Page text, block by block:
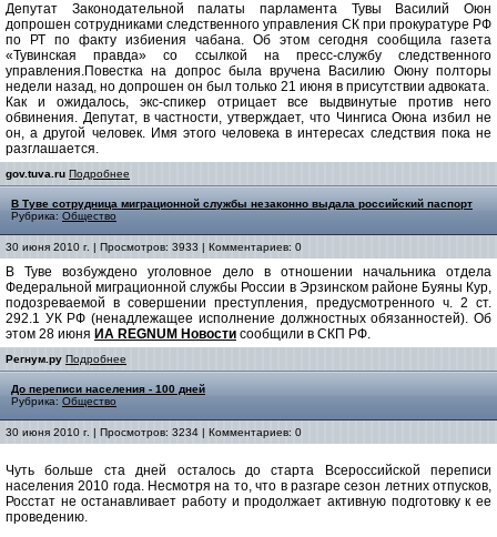
Депутат Законодательной палаты парламента Тувы Василий Оюн
допрошен сотрудниками следственного управления СК при прокуратуре РФ
по РТ по факту избиения чабана. Об этом сегодня сообщила газета
«Тувинская правда» со ссылкой на пресс-службу следственного
управления.Повестка на допрос была вручена Василию Оюну полторы
недели назад, но допрошен он был только 21 июня в присутствии адвоката.
Как и ожидалось, экс-спикер отрицает все выдвинутые против него
обвинения. Депутат, в частности, утверждает, что Чингиса Оюна избил не
он, а другой человек. Имя этого человека в интересах следствия пока не
разглашается.
gov.tuva.ru Подробнее
В Туве сотрудница миграционной службы незаконно выдала российский паспорт
Рубрика: Общество
30 июня 2010 г. | Просмотров: 3933 | Комментариев: 0
В Туве возбуждено уголовное дело в отношении начальника отдела
Федеральной миграционной службы России в Эрзинском районе Буяны Кур,
подозреваемой в совершении преступления, предусмотренного ч. 2 ст.
292.1 УК РФ (ненадлежащее исполнение должностных обязанностей). Об
этом 28 июня ИА REGNUM Новости сообщили в СКП РФ.
Регнум.ру Подробнее
До переписи населения - 100 дней
Рубрика: Общество
30 июня 2010 г. | Просмотров: 3234 | Комментариев: 0
Чуть больше ста дней осталось до старта Всероссийской переписи
населения 2010 года. Несмотря на то, что в разгаре сезон летних отпусков,
Росстат не останавливает работу и продолжает активную подготовку к ее
проведению.